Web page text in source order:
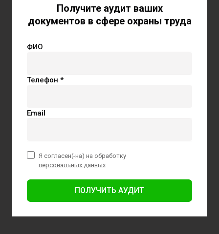
Получите аудит ваших
документов в сфере охраны труда
ФИО
Телефон *
Email
ПОЛУЧИТЬ АУДИТ
Я согласен(-на) на обработку
персональных данных